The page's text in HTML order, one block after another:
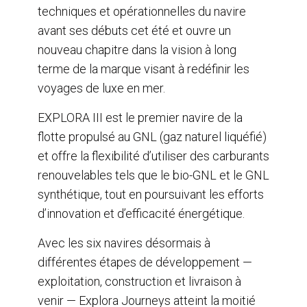
techniques et opérationnelles du navire
avant ses débuts cet été et ouvre un
nouveau chapitre dans la vision à long
terme de la marque visant à redéfinir les
voyages de luxe en mer.
EXPLORA III est le premier navire de la
flotte propulsé au GNL (gaz naturel liquéfié)
et offre la flexibilité d’utiliser des carburants
renouvelables tels que le bio-GNL et le GNL
synthétique, tout en poursuivant les efforts
d’innovation et d’efficacité énergétique.
Avec les six navires désormais à
différentes étapes de développement —
exploitation, construction et livraison à
venir — Explora Journeys atteint la moitié